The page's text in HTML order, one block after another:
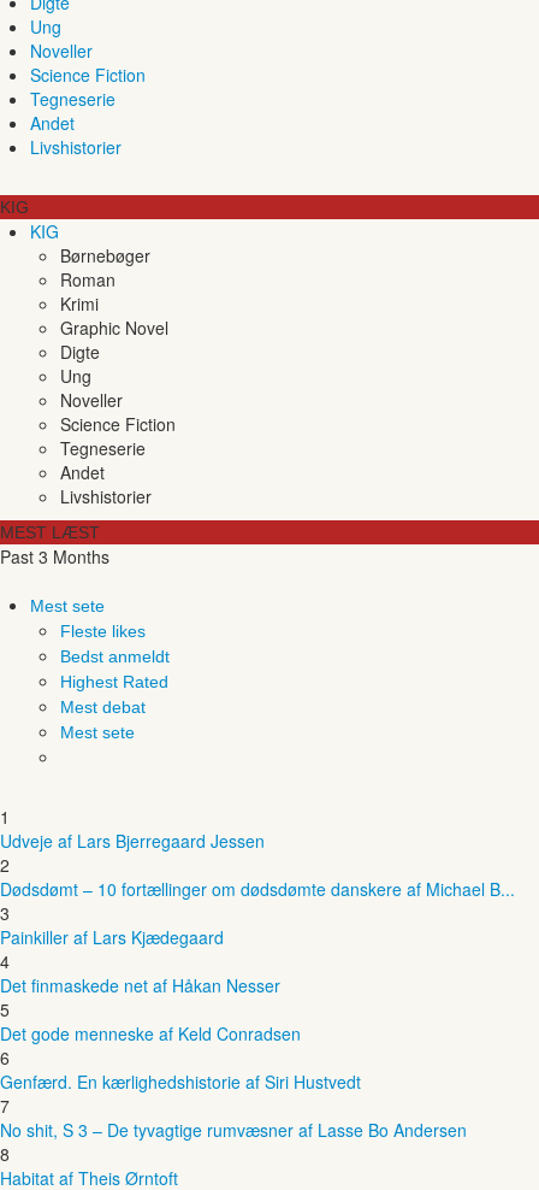
Ung
Noveller
Science Fiction
Tegneserie
Andet
Livshistorier
KIG
KIG
Børnebøger
Roman
Krimi
Graphic Novel
Digte
Ung
Noveller
Science Fiction
Tegneserie
Andet
Livshistorier
MEST LÆST
Past 3 Months
Mest sete
Fleste likes
Bedst anmeldt
Highest Rated
Mest debat
Mest sete
1
Udveje af Lars Bjerregaard Jessen
2
Dødsdømt – 10 fortællinger om dødsdømte danskere af Michael B...
3
Painkiller af Lars Kjædegaard
4
Det finmaskede net af Håkan Nesser
5
Det gode menneske af Keld Conradsen
6
Genfærd. En kærlighedshistorie af Siri Hustvedt
7
No shit, S 3 – De tyvagtige rumvæsner af Lasse Bo Andersen
8
Habitat af Theis Ørntoft